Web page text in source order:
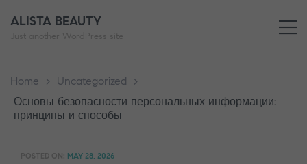
ALISTA BEAUTY
Just another WordPress site
Home > Uncategorized
>
Основы безопасности персональных информации:
принципы и способы
POSTED ON: MAY 28, 2026